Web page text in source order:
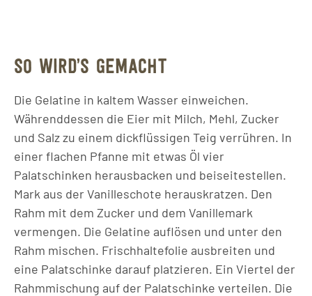
SO WIRD’S GEMACHT
Die Gelatine in kaltem Wasser einweichen.
Währenddessen die Eier mit Milch, Mehl, Zucker
und Salz zu einem dickflüssigen Teig verrühren. In
einer flachen Pfanne mit etwas Öl vier
Palatschinken herausbacken und beiseitestellen.
Mark aus der Vanilleschote herauskratzen. Den
Rahm mit dem Zucker und dem Vanillemark
vermengen. Die Gelatine auflösen und unter den
Rahm mischen. Frischhaltefolie ausbreiten und
eine Palatschinke darauf platzieren. Ein Viertel der
Rahmmischung auf der Palatschinke verteilen. Die